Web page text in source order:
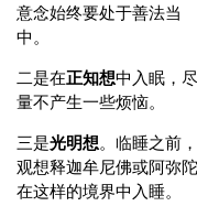
意念始终要处于善法当
中。
二是在正知想中入眠，尽
量不产生一些烦恼。
三是光明想。临睡之前，
观想释迦牟尼佛或阿弥
在这样的境界中入睡。